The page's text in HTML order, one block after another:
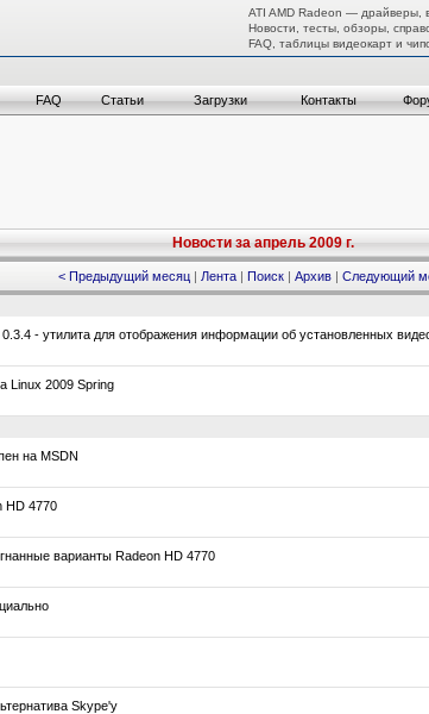
ATI AMD Radeon — драйверы,
Новости, тесты, обзоры,
FAQ, таблицы видеокарт и
FAQ Статьи Загрузки Контакты
Новости за апрель 2009 г.
< Предыдущий месяц | Лента | Поиск | Архив | Следующий
- утилита для отображения информации об установленных
Linux 2009 Spring
на MSDN
HD 4770
варианты Radeon HD 4770
Skype'у